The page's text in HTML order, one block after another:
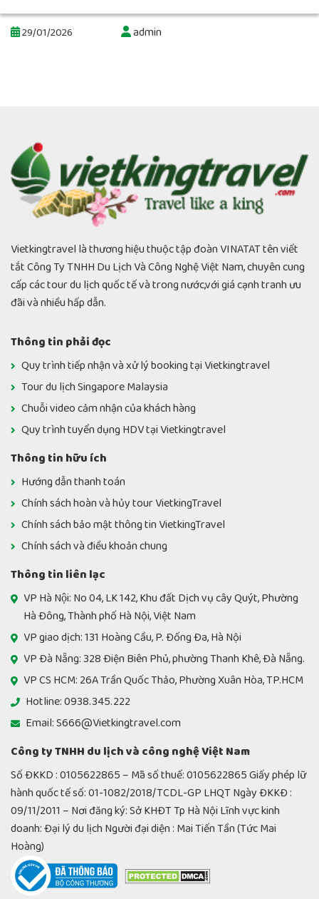
29/01/2026 admin
Vietkingtravel là thương hiệu thuộc tập đoàn VINATAT tên viết
tắt Công Ty TNHH Du Lịch Và Công Nghệ Việt Nam, chuyên cung
cấp các tour du lịch quốc tế và trong nước,với giá cạnh tranh ưu
đãi và nhiều hấp dẫn.
Thông tin phải đọc
Quy trình tiếp nhận và xử lý booking tại Vietkingtravel
Tour du lịch Singapore Malaysia
Chuỗi video cảm nhận của khách hàng
Quy trình tuyển dụng HDV tại Vietkingtravel
Thông tin hữu ích
Hướng dẫn thanh toán
Chính sách hoàn và hủy tour VietkingTravel
Chính sách bảo mật thông tin VietkingTravel
Chính sách và điều khoản chung
Thông tin liên lạc
VP Hà Nội: No 04, LK 142, Khu đất Dịch vụ cây Quýt, Phường
Hà Đông, Thành phố Hà Nội, Việt Nam
VP giao dịch: 131 Hoàng Cầu, P. Đống Đa, Hà Nội
VP Đà Nẵng: 328 Điện Biên Phủ, phường Thanh Khê, Đà Nẵng.
VP CS HCM: 26A Trần Quốc Thảo, Phường Xuân Hòa, TP.HCM
Hotline: 0938.345.222
Email: S666@Vietkingtravel.com
Công ty TNHH du lịch và công nghệ Việt Nam
Số ĐKKD : 0105622865 – Mã số thuế: 0105622865 Giấy phép lữ
hành quốc tế số: 01-1082/2018/TCDL-GP LHQT Ngày ĐKKĐ :
09/11/2011 – Nơi đăng ký: Sở KHĐT Tp Hà Nội Lĩnh vực kinh
doanh: Đại lý du lịch Người đại diện : Mai Tiến Tần (Tức Mai
Hoàng)